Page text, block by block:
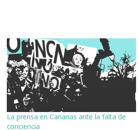
La prensa en Canarias ante la falta de
conciencia